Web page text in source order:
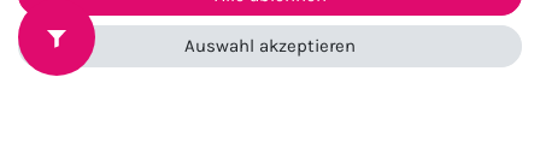
Impressum Daten­schutz­erklärung
AGB
Widerrufs­recht
Kontakt
Auswahl akzeptieren